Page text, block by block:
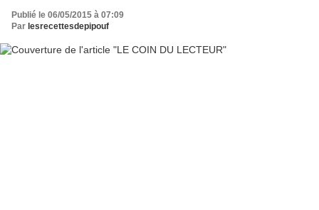
Publié le 06/05/2015 à 07:09
Par lesrecettesdepipouf